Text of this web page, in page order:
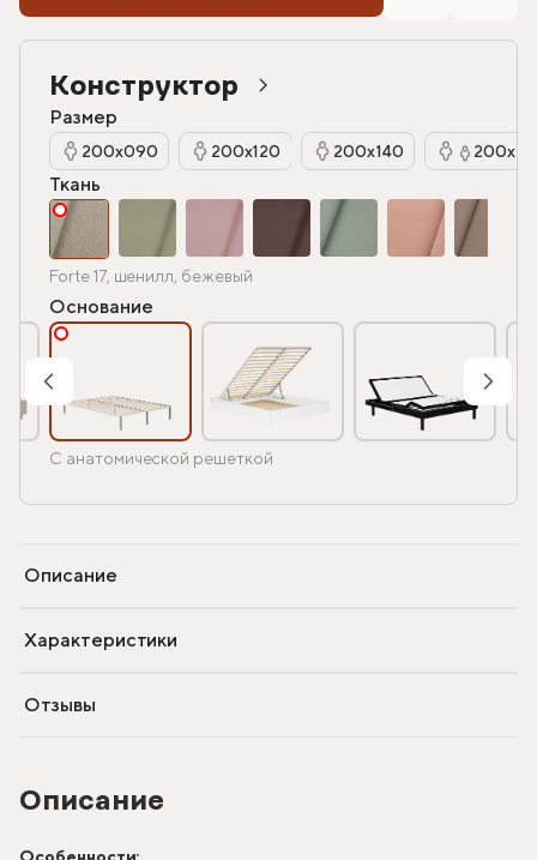
Описание
Конструктор
Размер
200х090 200х120 200х140
Ткань
Forte 17, шенилл, бежевый
Основание
С анатомической решеткой
Описание
Характеристики
Отзывы